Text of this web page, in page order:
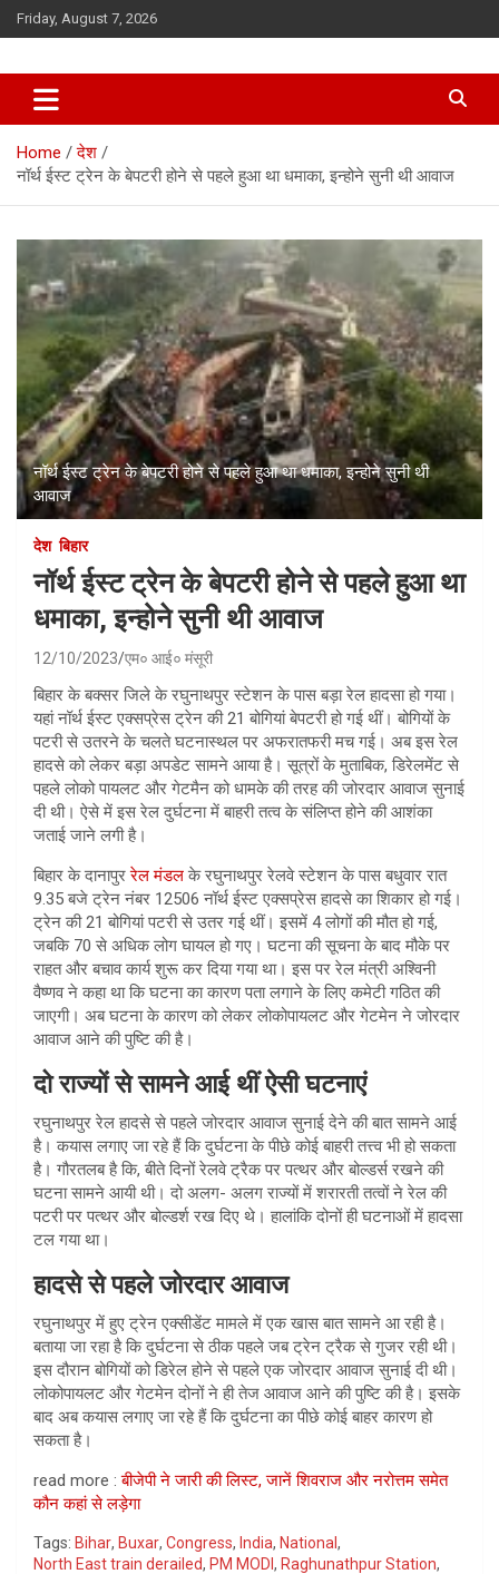
Skip
to
Friday, August 7, 2026
Home
देश
नॉर्थ ईस्‍ट ट्रेन के बेपटरी होने से पहले हुआ था धमाका, इन्होने सुनी थी आवाज
नॉर्थ ईस्‍ट ट्रेन के बेपटरी होने से पहले हुआ था धमाका, इन्होने सुनी थी
आवाज
देश बिहार
नॉर्थ ईस्‍ट ट्रेन के बेपटरी होने से पहले हुआ था
धमाका, इन्होने सुनी थी आवाज
12/10/2023 एम० आई० मंसूरी
बिहार के बक्सर जिले के रघुनाथपुर स्टेशन के पास बड़ा रेल हादसा हो गया।
यहां नॉर्थ ईस्ट एक्सप्रेस ट्रेन की 21 बोगियां बेपटरी हो गई थीं। बोगियों के
पटरी से उतरने के चलते घटनास्‍थल पर अफरातफरी मच गई। अब इस रेल
हादसे को लेकर बड़ा अपडेट सामने आया है। सूत्रों के मुताबिक, डिरेलमेंट से
पहले लोको पायलट और गेटमैन को धामके की तरह की जोरदार आवाज सुनाई
दी थी। ऐसे में इस रेल दुर्घटना में बाहरी तत्‍व के संलिप्‍त होने की आशंका
जताई जाने लगी है।
बिहार के दानापुररेल मंडलके रघुनाथपुर रेलवे स्टेशन के पास बधुवार रात
9.35 बजे ट्रेन नंबर 12506 नॉर्थ ईस्ट एक्सप्रेस हादसे का शिकार हो गई।
ट्रेन की 21 बोगियां पटरी से उतर गई थीं। इसमें 4 लोगों की मौत हो गई,
जबकि 70 से अधिक लोग घायल हो गए। घटना की सूचना के बाद मौके पर
राहत और बचाव कार्य शुरू कर दिया गया था। इस पर रेल मंत्री अश्विनी
वैष्णव ने कहा था कि घटना का कारण पता लगाने के लिए कमेटी गठित की
जाएगी। अब घटना के कारण को लेकर लोकोपायलट और गेटमेन ने जोरदार
आवाज आने की पुष्टि की है।
दो राज्यों से सामने आई थीं ऐसी घटनाएं
रघुनाथपुर रेल हादसे से पहले जोरदार आवाज सुनाई देने की बात सामने आई
है। कयास लगाए जा रहे हैं कि दुर्घटना के पीछे कोई बाहरी तत्त्व भी हो सकता
है। गौरतलब है कि, बीते दिनों रेलवे ट्रैक पर पत्थर और बोल्डर्स रखने की
घटना सामने आयी थी। दो अलग- अलग राज्यों में शरारती तत्वों ने रेल की
पटरी पर पत्थर और बोल्डर्श रख दिए थे। हालांकि दोनों ही घटनाओं में हादसा
टल गया था।
हादसे से पहले जोरदार आवाज
रघुनाथपुर में हुए ट्रेन एक्सीडेंट मामले में एक खास बात सामने आ रही है।
बताया जा रहा है कि दुर्घटना से ठीक पहले जब ट्रेन ट्रैक से गुजर रही थी।
इस दौरान बोगियों को डिरेल होने से पहले एक जोरदार आवाज सुनाई दी थी।
लोकोपायलट और गेटमेन दोनों ने ही तेज आवाज आने की पुष्टि की है। इसके
बाद अब कयास लगाए जा रहे हैं कि दुर्घटना का पीछे कोई बाहर कारण हो
सकता है।
read more :बीजेपी ने जारी की लिस्ट, जानें शिवराज और नरोत्तम समेत
कौन कहां से लड़ेगा
Tags: Bihar, Buxar, Congress, India, National ,
North East train derailed, PM MODI , Raghunathpur Station,